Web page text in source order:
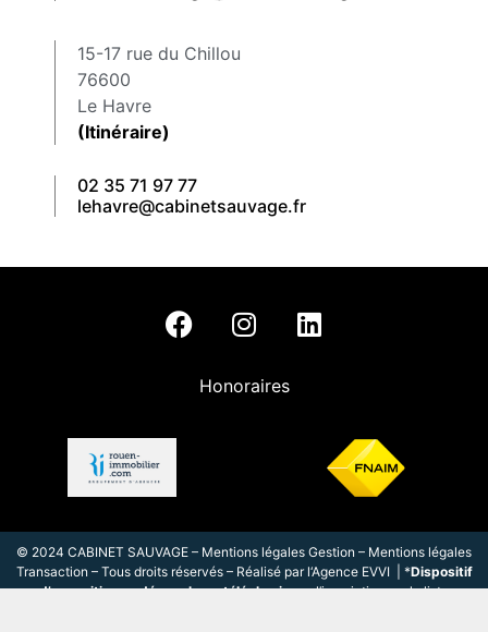
15-17 rue du Chillou
76600
Le Havre
(Itinéraire)
02 35 71 97 77
lehavre@cabinetsauvage.fr
Honoraires
© 2024 CABINET SAUVAGE – Mentions légales Gestion – Mentions légales
Transaction – Tous droits réservés – Réalisé par l‘Agence EVVI | *Dispositif
d’opposition au démarchage téléphonique: l’inscription sur la liste